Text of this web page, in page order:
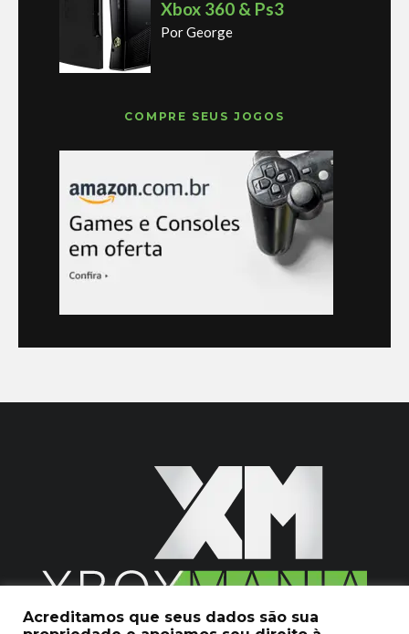
Xbox 360 & Ps3
Por George
COMPRE SEUS JOGOS
Acreditamos que seus dados são sua